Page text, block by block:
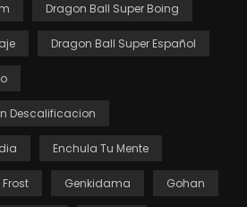
Dragon Ball Super Boing
Dragon Ball Super Español
Descalificacion
Enchula Tu Mente
Frost Genkidama Gohan